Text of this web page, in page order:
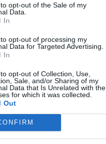
opt-out of the Sale of my
Data.
In
opt-out of processing my
Data for Targeted Advertising.
In
opt-out of Collection, Use,
Sale, and/or Sharing of my
Data that Is Unrelated with the
for which it was collected.
Out